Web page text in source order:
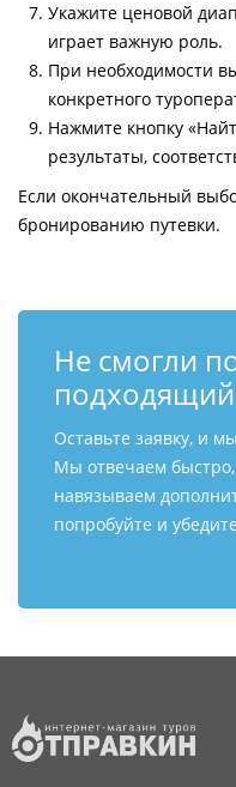
Укажите ценовой
играет важную роль.
При необходимости
конкретного
Нажмите кнопку
результаты,
Если окончательный
бронированию путевки.
Не смогли
подходящий
Оставьте заявку, и
Мы отвечаем
навязываем
попробуйте и